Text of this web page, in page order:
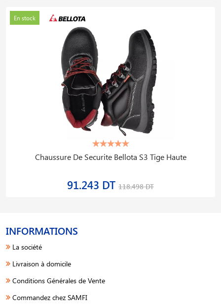
En stock
Chaussure De Securite Bellota S3 Tige Haute
91.243 DT 118.498 DT
INFORMATIONS
La société
Livraison à domicile
Conditions Générales de Vente
Commandez chez SAMFI